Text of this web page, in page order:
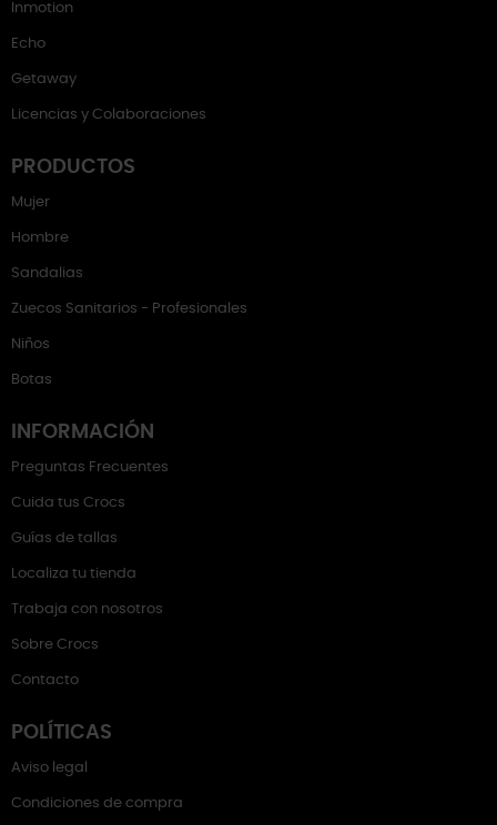
Inmotion
Echo
Getaway
Licencias y Colaboraciones
PRODUCTOS
Mujer
Hombre
Sandalias
Zuecos Sanitarios - Profesionales
Niños
Botas
INFORMACIÓN
Preguntas Frecuentes
Cuida tus Crocs
Guías de tallas
Localiza tu tienda
Trabaja con nosotros
Sobre Crocs
Contacto
POLÍTICAS
Aviso legal
Condiciones de compra